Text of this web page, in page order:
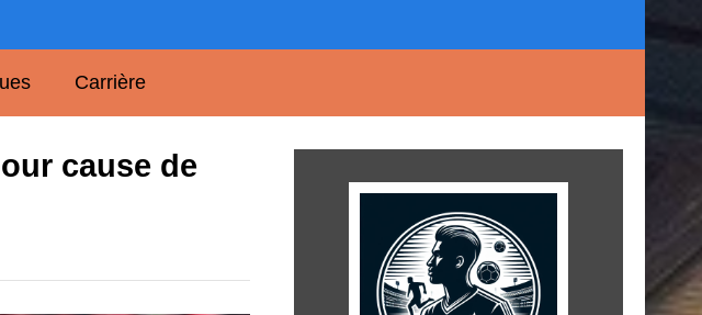
Carrière
cause de